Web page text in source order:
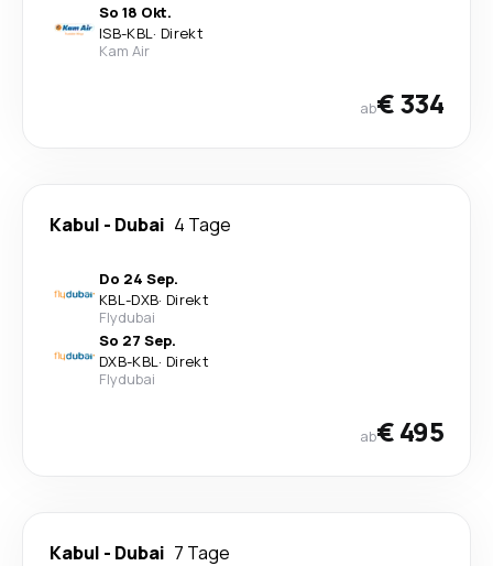
So 18 Okt.
ISB-KBL· Direkt
Kam Air
ab€ 334
Kabul - Dubai 4 Tage
Do 24 Sep.
KBL-DXB· Direkt
Flydubai
So 27 Sep.
DXB-KBL· Direkt
Flydubai
ab€ 495
Kabul - Dubai 7 Tage